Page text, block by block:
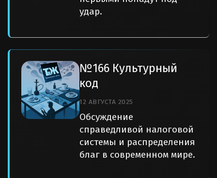
удар.
№166 Культурный
код
12 АВГУСТА 2025
Обсуждение
справедливой налоговой
системы и распределения
благ в современном мире.